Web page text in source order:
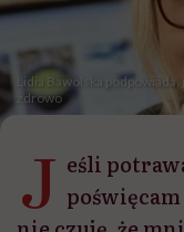
Lidia Bawolska
zdrowo
J eśli